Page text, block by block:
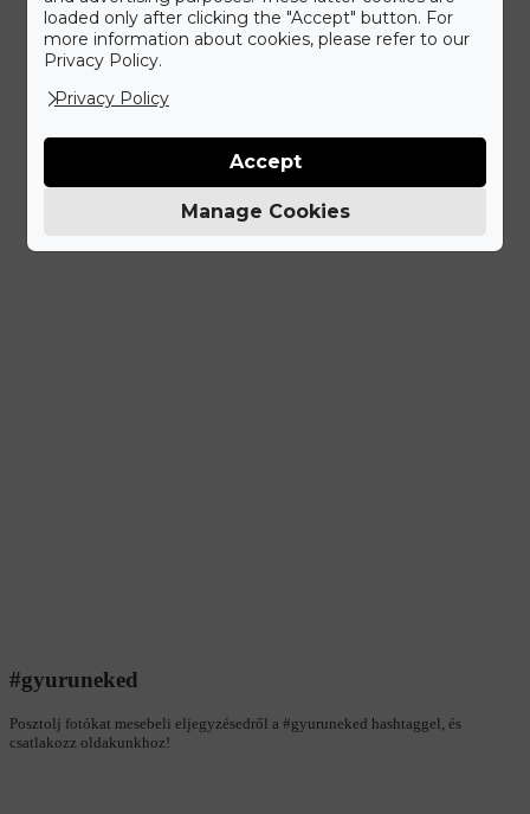
#gyuruneked
Posztolj fotókat mesebeli eljegyzésedről a #gyuruneked hashtaggel, és
csatlakozz oldakunkhoz!
loaded only after clicking the "Accept" button. For
more information about cookies, please refer to our
Privacy Policy.
Privacy Policy
Manage Cookies
Accept